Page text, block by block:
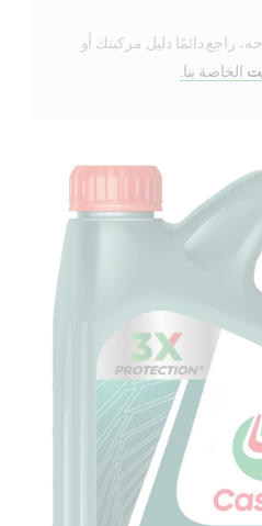
راجع دائمًا دليل مركبتك أو
الخاصة بنا.